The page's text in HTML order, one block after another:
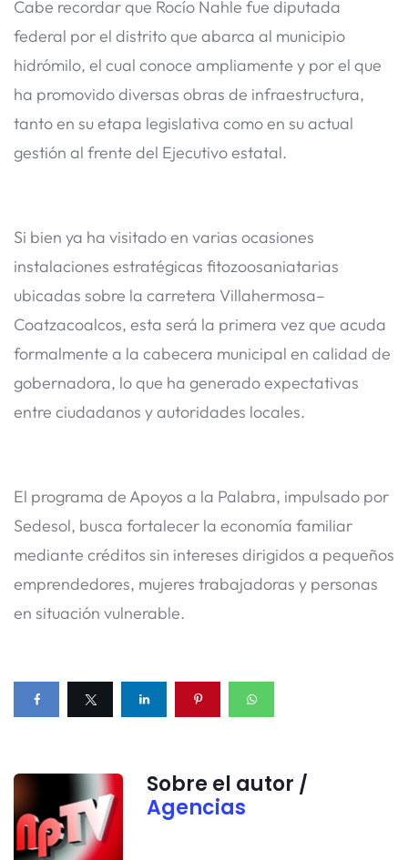
Cabe recordar que Rocío Nahle fue diputada
federal por el distrito que abarca al municipio
hidrómilo, el cual conoce ampliamente y por el que
ha promovido diversas obras de infraestructura,
tanto en su etapa legislativa como en su actual
gestión al frente del Ejecutivo estatal.
Si bien ya ha visitado en varias ocasiones
instalaciones estratégicas fitozoosaniatarias
ubicadas sobre la carretera Villahermosa–
Coatzacoalcos, esta será la primera vez que acuda
formalmente a la cabecera municipal en calidad de
gobernadora, lo que ha generado expectativas
entre ciudadanos y autoridades locales.
El programa de Apoyos a la Palabra, impulsado por
Sedesol, busca fortalecer la economía familiar
mediante créditos sin intereses dirigidos a pequeños
emprendedores, mujeres trabajadoras y personas
en situación vulnerable.
Sobre el autor /
Agencias